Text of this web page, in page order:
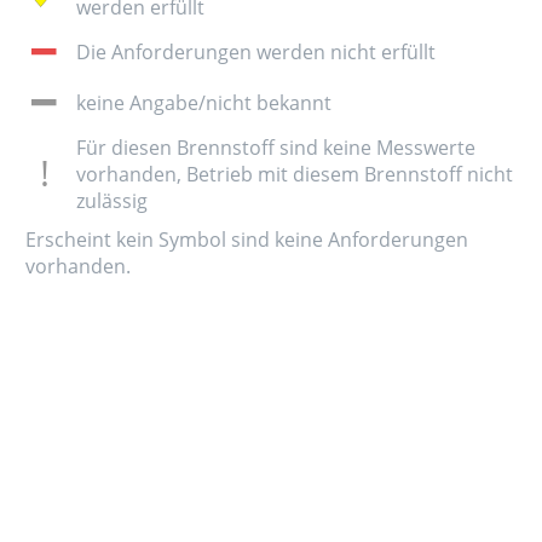
werden erfüllt
Die Anforderungen werden nicht erfüllt
keine Angabe/nicht bekannt
Für diesen Brennstoff sind keine Messwerte
vorhanden, Betrieb mit diesem Brennstoff nicht
zulässig
Erscheint kein Symbol sind keine Anforderungen
vorhanden.